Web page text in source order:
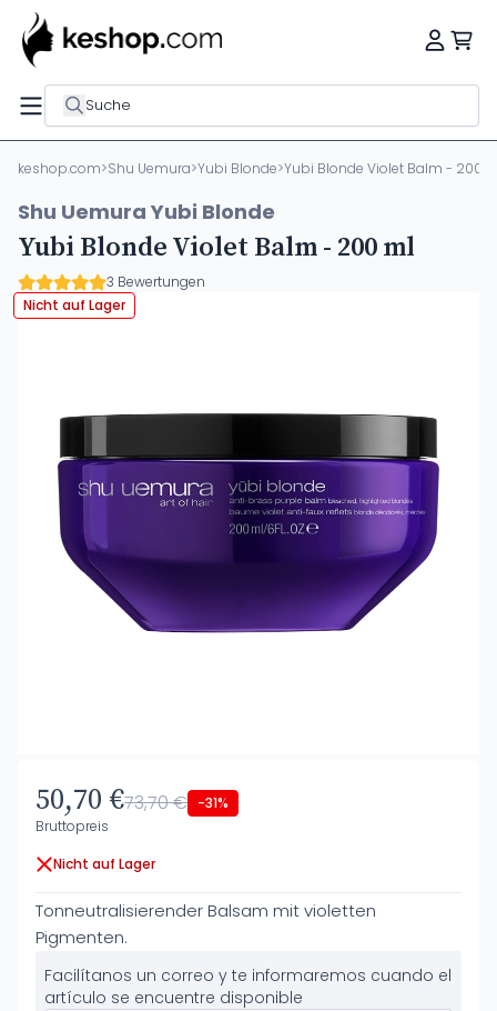
Suche
keshop.com>Shu Uemura>Yubi Blonde>Yubi Blonde Violet Balm - 200
Shu Uemura Yubi Blonde
Yubi Blonde Violet Balm - 200 ml
3 Bewertungen
Nicht auf Lager
50,70 €73,70 € -31%
Bruttopreis
Nicht auf Lager
Tonneutralisierender Balsam mit violetten
Pigmenten.
Facilítanos un correo y te informaremos cuando el
artículo se encuentre disponible